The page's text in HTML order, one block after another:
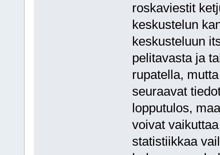
roskaviestit
keskustelun
keskusteluun
pelitavasta ja
rupatella,
seuraavat
lopputulos,
voivat
statistiikkaa